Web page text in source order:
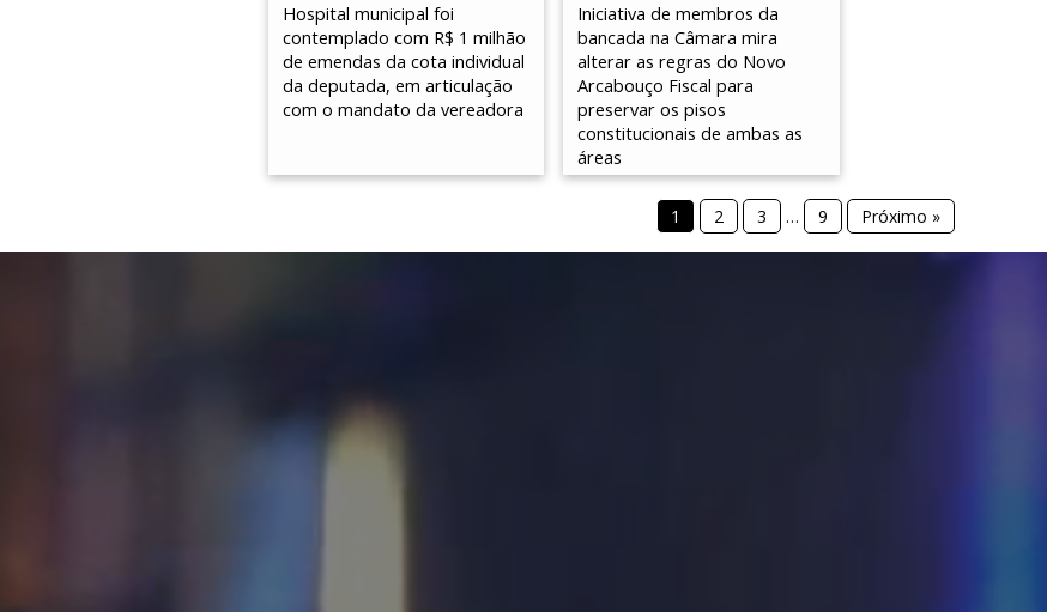
Hospital municipal foi
contemplado com R$ 1 milhão
de emendas da cota individual
da deputada, em articulação
com o mandato da vereadora
Iniciativa de membros da
bancada na Câmara mira
alterar as regras do Novo
Arcabouço Fiscal para
preservar os pisos
constitucionais de ambas as
áreas
1 2 3 … 9 Próximo »